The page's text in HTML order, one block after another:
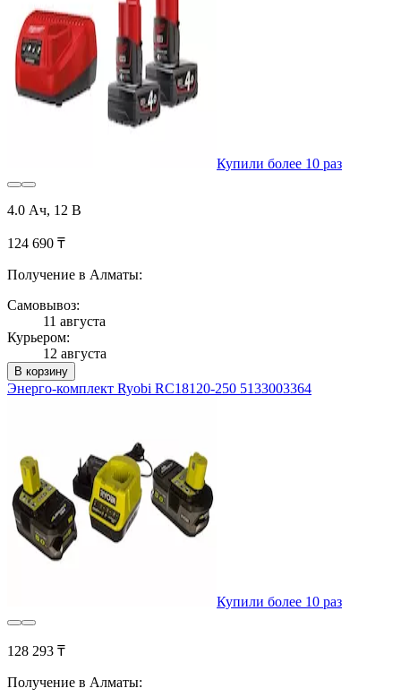
Купили более 10 раз
4.0 Ач, 12 B
124 690 ₸
Получение в Алматы:
Самовывоз:
11 августа
Курьером:
12 августа
В корзину
Энерго-комплект Ryobi RC18120-250 5133003364
Купили более 10 раз
128 293 ₸
Получение в Алматы: